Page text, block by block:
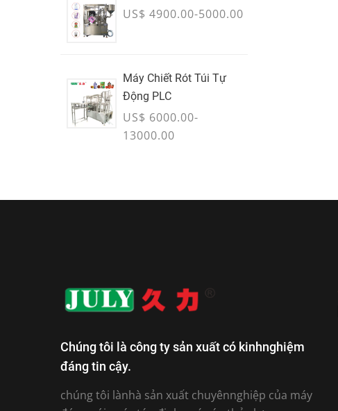
US$ 4900.00-5000.00
Máy Chiết Rót Túi Tự
Động PLC
US$ 6000.00-
13000.00
Chúng tôi là công ty sản xuất có kinhnghiệm
đáng tin cậy.
chúng tôi lànhà sản xuất chuyênnghiệp của máy